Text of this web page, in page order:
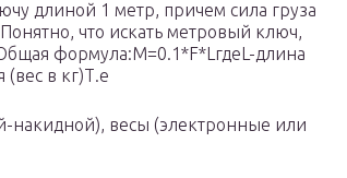
длиной 1 метр, причем сила груза
что искать метровый ключ,
формула:М=0.1*F*LгдеL-длина
(вес в кг)Т.е
накидной), весы (электронные или